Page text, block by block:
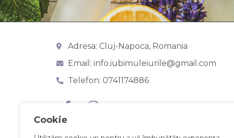
Cookie
Adresa: Cluj-Napoca, Romania
Email: info.iubimuleiurile@gmail.com
Telefon: 0741174886